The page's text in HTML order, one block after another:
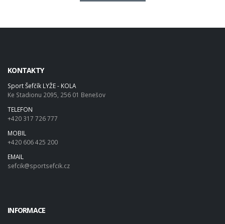
KONTAKTY
Sport Šefčík LYŽE - KOLA
Ke Stadionu 2095, 256 01 Benešov
TELEFON
+420 317 726 777
MOBIL
+420 606 425 200
EMAIL
sefcik@sportsefcik.cz
INFORMACE